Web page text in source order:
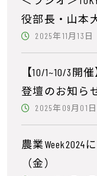
役部長・山本
2025年11月13日
【10/1~10/3開
登壇のお知ら
2025年09月01日
農業Week2024
（金）